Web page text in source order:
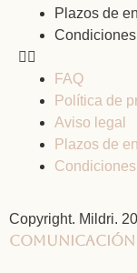
Plazos de
FAQ
Política de
Aviso legal
Plazos de
Copyright. Mildri.
Comunicación